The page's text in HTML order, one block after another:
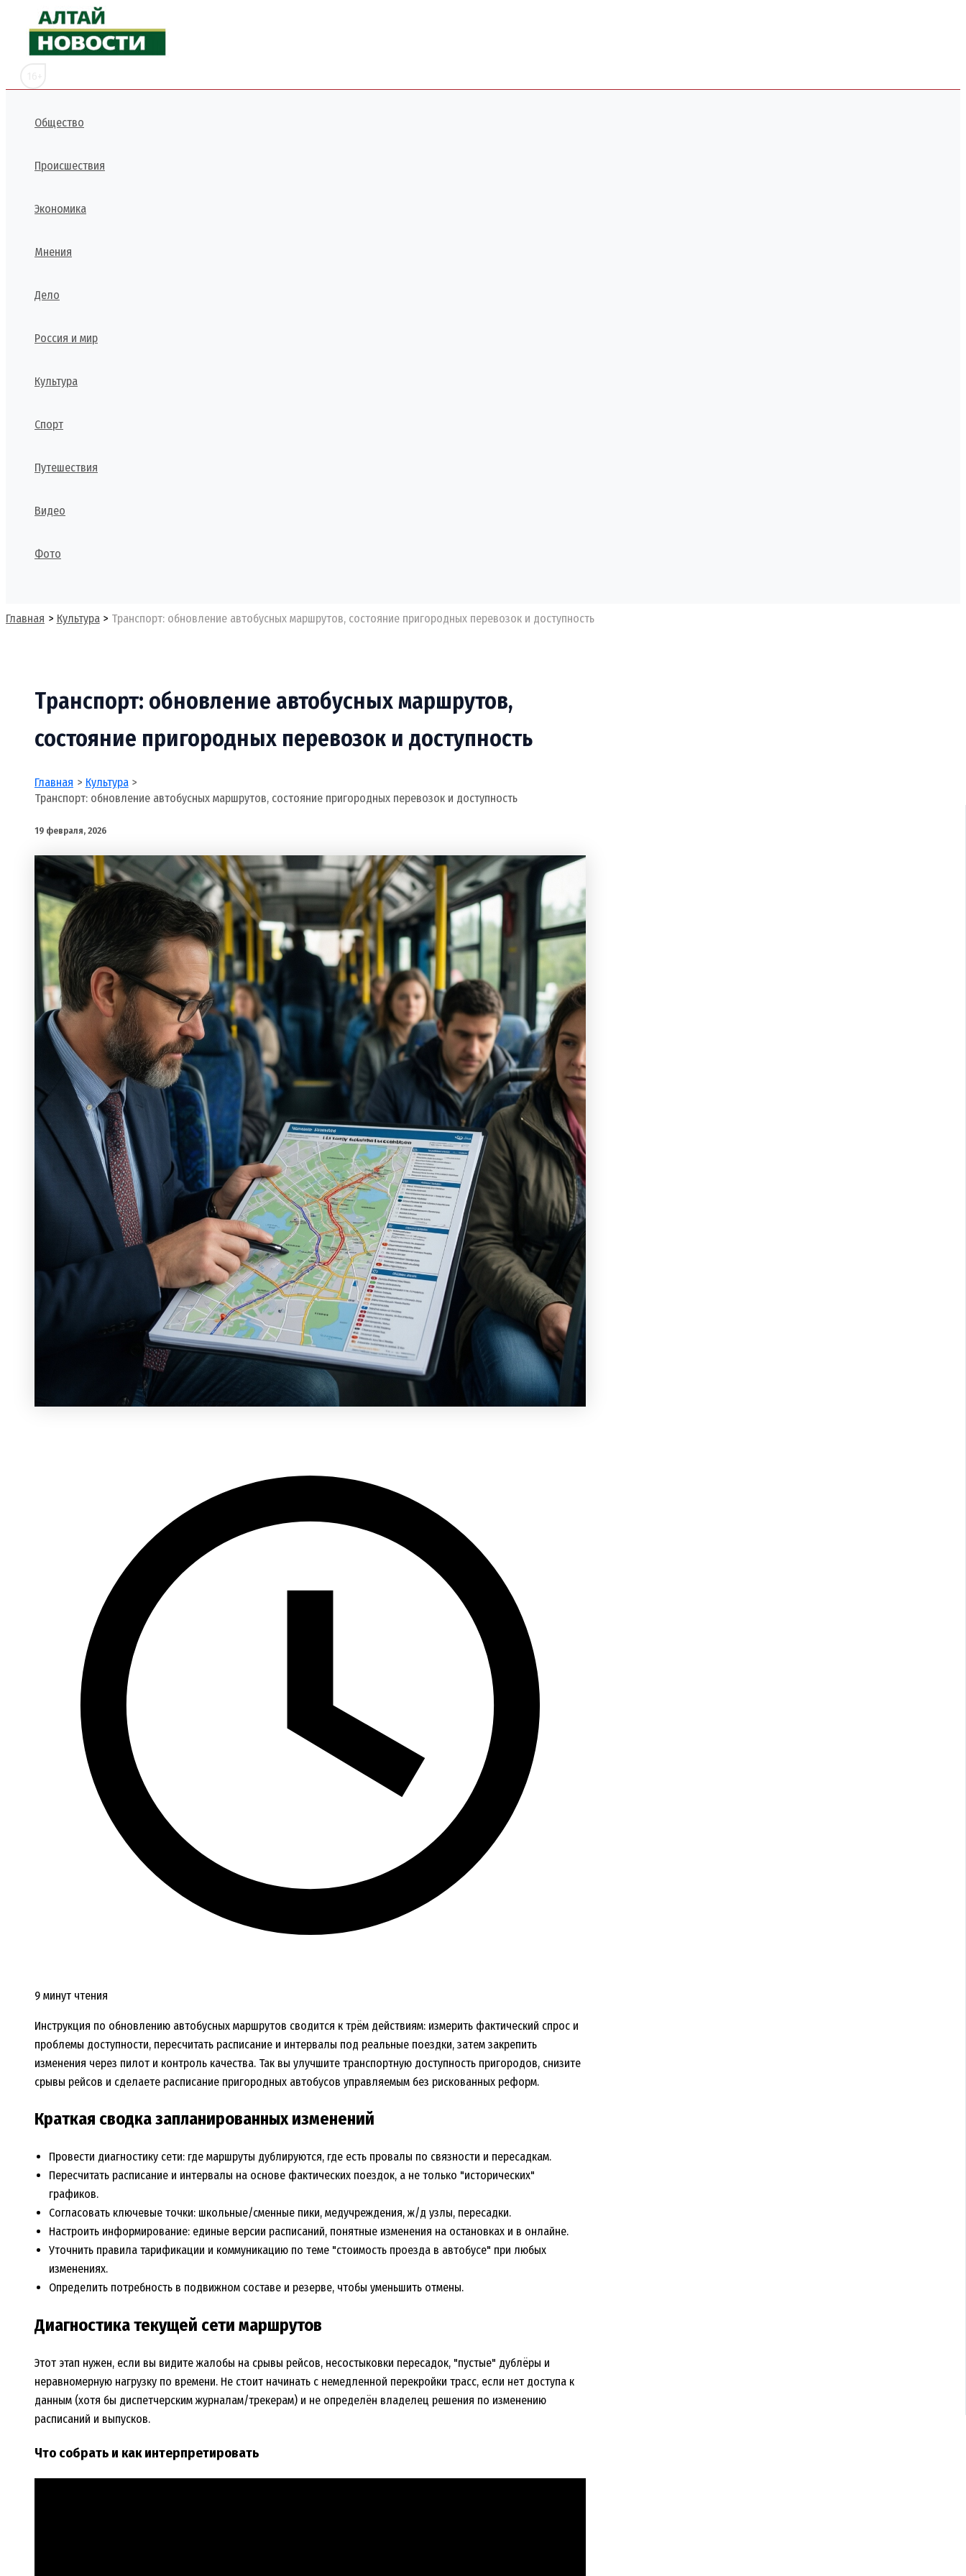
Перейти
содержимому
Общество
Происшествия
Экономика
Мнения
Дело
Россия и мир
Культура
Спорт
Путешествия
Видео
Фото
Главная Культура Транспорт: обновление автобусных маршрутов, состояние пригородных перевозок и доступность
Транспорт: обновление автобусных маршрутов,
состояние пригородных перевозок и доступность
Главная
Культура
Транспорт: обновление автобусных маршрутов, состояние пригородных перевозок и доступность
19 февраля, 2026
9 минут чтения
Инструкция по обновлению автобусных маршрутов сводится к трём действиям: измерить фактический спрос и
проблемы доступности, пересчитать расписание и интервалы под реальные поездки, затем закрепить
изменения через пилот и контроль качества. Так вы улучшите транспортную доступность пригородов, снизите
срывы рейсов и сделаете расписание пригородных автобусов управляемым без рискованных реформ.
Краткая сводка запланированных изменений
Провести диагностику сети: где маршруты дублируются, где есть провалы по связности и пересадкам.
Пересчитать расписание и интервалы на основе фактических поездок, а не только "исторических"
графиков.
Согласовать ключевые точки: школьные/сменные пики, медучреждения, ж/д узлы, пересадки.
Настроить информирование: единые версии расписаний, понятные изменения на остановках и в онлайне.
Уточнить правила тарификации и коммуникацию по теме "стоимость проезда в автобусе" при любых
изменениях.
Определить потребность в подвижном составе и резерве, чтобы уменьшить отмены.
Диагностика текущей сети маршрутов
Этот этап нужен, если вы видите жалобы на срывы рейсов, несостыковки пересадок, "пустые" дублёры и
неравномерную нагрузку по времени. Не стоит начинать с немедленной перекройки трасс, если нет доступа к
данным (хотя бы диспетчерским журналам/трекерам) и не определён владелец решения по изменению
расписаний и выпусков.
Что собрать и как интерпретировать